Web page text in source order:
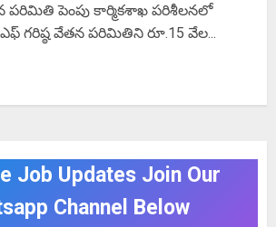
పరిమితి పెంపు కార్మికశాఖ పరిశీలనలో
గరిష్ఠ వేతన పరిమితిని రూ.15 వేల...
Job Updates Join Our
Channel Below